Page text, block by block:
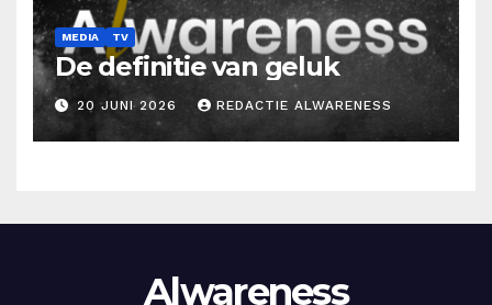
MEDIA TV
De definitie van geluk
20 JUNI 2026 REDACTIE ALWARENESS
Alwareness